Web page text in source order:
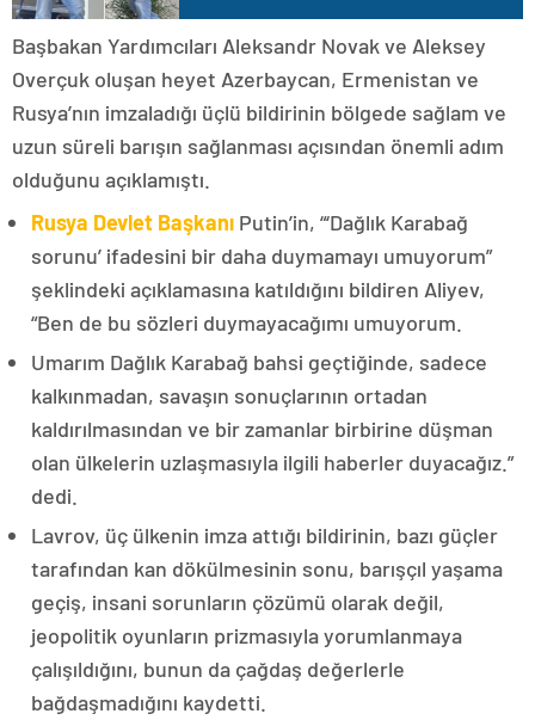
Çocuklara miras yok!
Başbakan Yardımcıları Aleksandr Novak ve Aleksey
Overçuk oluşan heyet Azerbaycan, Ermenistan ve
Rusya’nın imzaladığı üçlü bildirinin bölgede sağlam ve
uzun süreli barışın sağlanması açısından önemli adım
olduğunu açıklamıştı.
Rusya Devlet Başkanı Putin’in, “‘Dağlık Karabağ
sorunu’ ifadesini bir daha duymamayı umuyorum”
şeklindeki açıklamasına katıldığını bildiren Aliyev,
“Ben de bu sözleri duymayacağımı umuyorum.
Umarım Dağlık Karabağ bahsi geçtiğinde, sadece
kalkınmadan, savaşın sonuçlarının ortadan
kaldırılmasından ve bir zamanlar birbirine düşman
olan ülkelerin uzlaşmasıyla ilgili haberler duyacağız.”
dedi.
Lavrov, üç ülkenin imza attığı bildirinin, bazı güçler
tarafından kan dökülmesinin sonu, barışçıl yaşama
geçiş, insani sorunların çözümü olarak değil,
jeopolitik oyunların prizmasıyla yorumlanmaya
çalışıldığını, bunun da çağdaş değerlerle
bağdaşmadığını kaydetti.